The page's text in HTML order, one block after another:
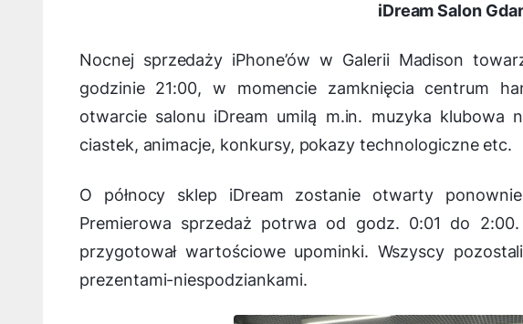
iDream Salon
Nocnej sprzedaży iPhone’ów w Galerii Madison
godzinie 21:00, w momencie zamknięcia centrum
otwarcie salonu iDream umilą m.in. muzyka
ciastek, animacje, konkursy, pokazy technologiczne etc.
O północy sklep iDream zostanie otwarty
Premierowa sprzedaż potrwa od godz. 0:01 do
przygotował wartościowe upominki. Wszyscy
prezentami-niespodziankami.